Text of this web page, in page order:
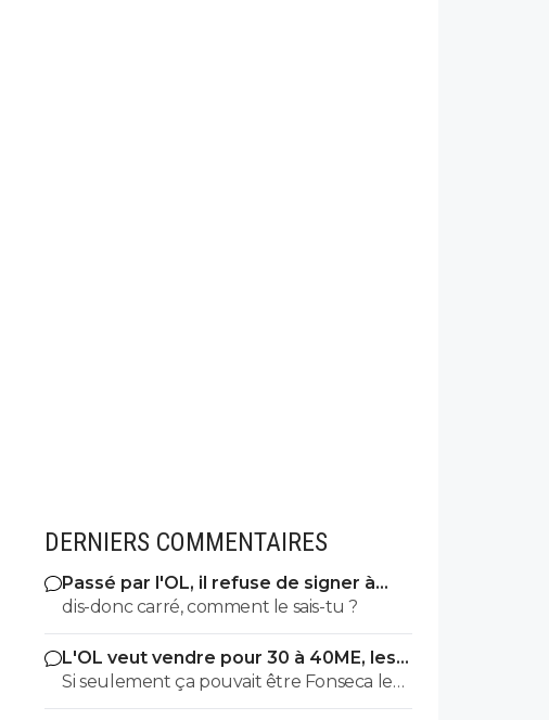
DERNIERS COMMENTAIRES
Passé par l'OL, il refuse de signer à
l'OM
dis-donc carré, comment le sais-tu ?
L'OL veut vendre pour 30 à 40ME, les
noms sortent
Si seulement ça pouvait être Fonseca le
premier foutu dehors, l'OL et ce très bon